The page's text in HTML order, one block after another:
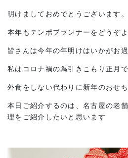
明けましておめでとうございます。
本年もテンポプランナーをどうぞ
皆さんは今年の年明けはいかがお
私はコロナ禍の為引きこもり正月
外食をしない代わりに新年のおせ
本日ご紹介するのは、名古屋の老
理をご紹介したいと思います